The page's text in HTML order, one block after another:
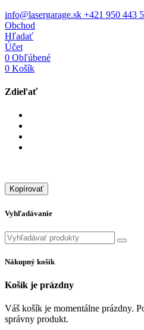
info@lasergarage.sk +421 950 443
Obchod
Hľadať
Účet
0 Obľúbené
0 Košík
Zdieľať
Kopírovať
Vyhľadávanie
Nákupný košík
Košík je prázdny
Váš košík je momentálne prázdny.
správny produkt.